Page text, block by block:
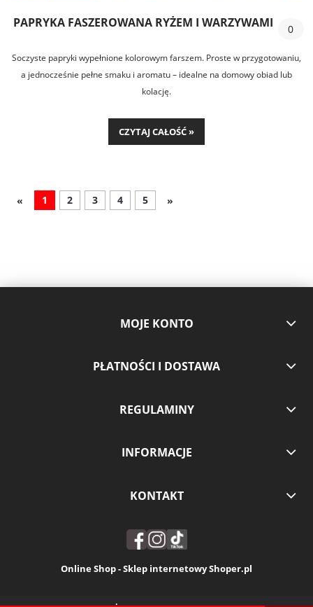
PAPRYKA FASZEROWANA RYŻEM I WARZYWAMI 0
Soczyste papryki wypełnione kolorowym farszem. Proste w przygotowaniu,
a jednocześnie pełne smaku i aromatu – idealne na domowy obiad lub
kolację.
CZYTAJ CAŁOŚĆ »
« 1 2 3 4 5 »
MOJE KONTO
PŁATNOŚCI I DOSTAWA
REGULAMINY
INFORMACJE
KONTAKT
Online Shop - Sklep internetowy Shoper.pl